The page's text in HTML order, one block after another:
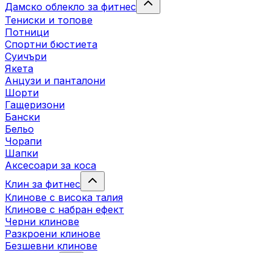
Дамско облекло за фитнес
Тениски и топове
Потници
Спортни бюстиета
Суичъри
Якета
Aнцузи и панталони
Шорти
Гащеризони
Бански
Бельо
Чорапи
Шапки
Аксесоари за коса
Клин за фитнес
Клинове с висока талия
Клинове с набран ефект
Черни клинове
Разкроени клинове
Безшевни клинове